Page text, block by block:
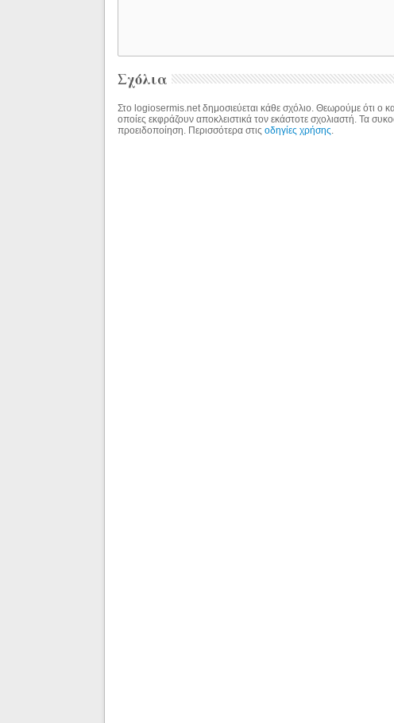
Σχόλια
Στο logiosermis.net δημοσιεύεται κάθε σχόλιο. Θεωρούμε ότι ο
οποίες εκφράζουν αποκλειστικά τον εκάστοτε σχολιαστή. Τα
προειδοποίηση. Περισσότερα στιςοδηγίες χρήσης